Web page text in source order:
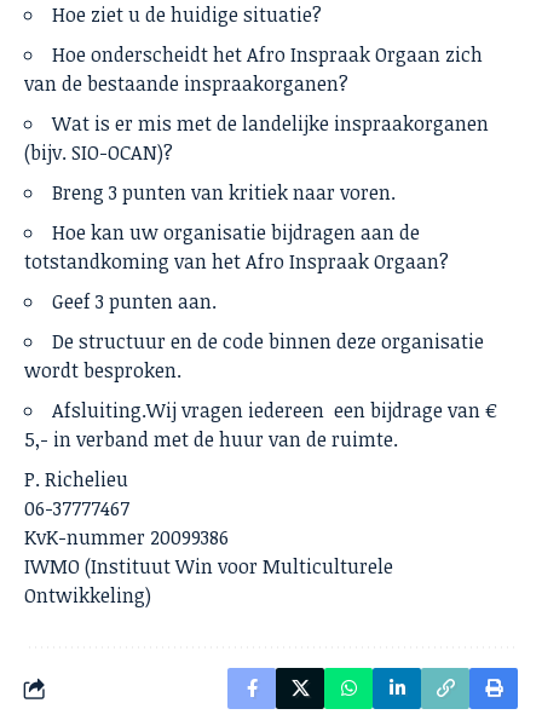
Hoe ziet u de huidige situatie?
Hoe onderscheidt het Afro Inspraak Orgaan zich
van de bestaande inspraakorganen?
Wat is er mis met de landelijke inspraakorganen
(bijv. SIO-OCAN)?
Breng 3 punten van kritiek naar voren.
Hoe kan uw organisatie bijdragen aan de
totstandkoming van het Afro Inspraak Orgaan?
Geef 3 punten aan.
De structuur en de code binnen deze organisatie
wordt besproken.
Afsluiting.Wij vragen iedereen een bijdrage van €
5,- in verband met de huur van de ruimte.
P. Richelieu
06-37777467
KvK-nummer 20099386
IWMO (Instituut Win voor Multiculturele
Ontwikkeling)